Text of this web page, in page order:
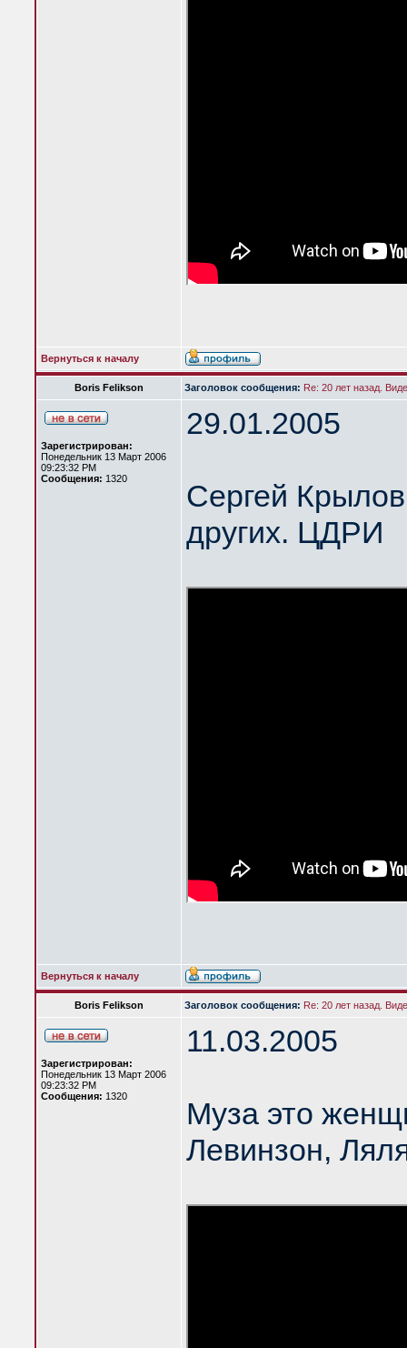
Вернуться к началу
Boris Felikson Заголовок сообщения: Re: 20 лет назад.
Зарегистрирован:
Понедельник 13 Март 2006
09:23:32 PM
Сообщения: 1320
29.01.2005
Сергей
других. ЦДРИ
Вернуться к началу
Boris Felikson Заголовок сообщения: Re: 20 лет назад.
Зарегистрирован:
Понедельник 13 Март 2006
09:23:32 PM
Сообщения: 1320
11.03.2005
Муза это
Левинзон,